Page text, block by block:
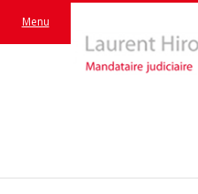
Menu